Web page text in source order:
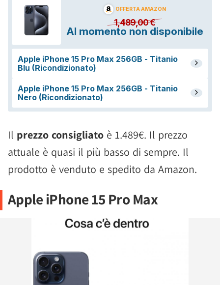
Il prezzo consigliato è 1.489€. Il prezzo
attuale è quasi il più basso di sempre. Il
prodotto è venduto e spedito da Amazon.
Apple iPhone 15 Pro Max